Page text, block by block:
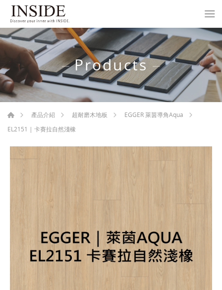
Products
產品介紹 超耐磨木地板
EGGER 萊茵導角Aqua
EL2151 | 卡賽拉自然淺橡